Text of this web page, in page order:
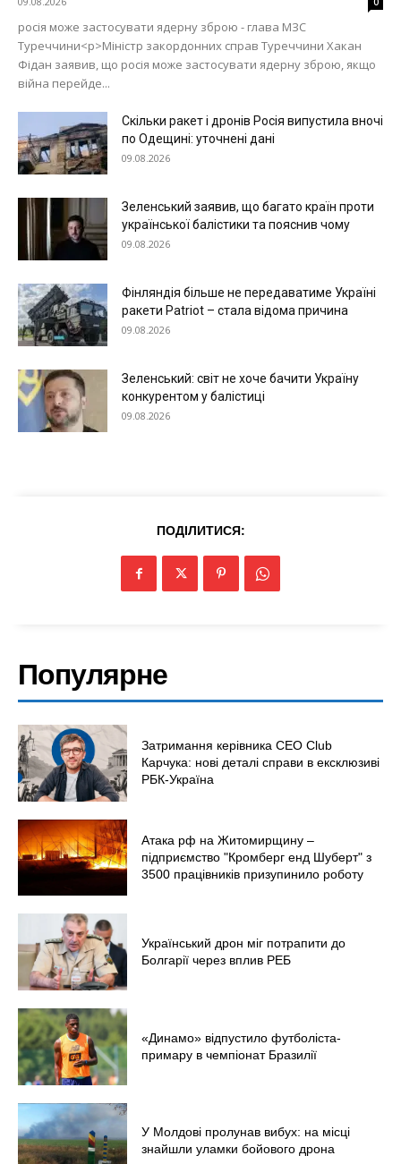
Меню
Київ
Україна
Політика
Світ
Технології
Війна
росія може застосувати ядерну зброю - глава МЗС
Туреччини<p>Міністр закордонних справ Туреччини Хакан
Фідан заявив, що росія може застосувати ядерну зброю, якщо
війна перейде...
Скільки ракет і дронів Росія випустила вночі
по Одещині: уточнені дані
09.08.2026
Зеленський заявив, що багато країн проти
української балістики та пояснив чому
09.08.2026
Фінляндія більше не передаватиме Україні
ракети Patriot – стала відома причина
09.08.2026
Зеленський: світ не хоче бачити Україну
конкурентом у балістиці
09.08.2026
ПОДІЛИТИСЯ:
Популярне
Затримання керівника CEO Club
Карчука: нові деталі справи в ексклюзиві
РБК-Україна
Атака рф на Житомирщину –
підприємство "Кромберг енд Шуберт" з
3500 працівників призупинило роботу
Український дрон міг потрапити до
Болгарії через вплив РЕБ
«Динамо» відпустило футболіста-
примару в чемпіонат Бразилії
У Молдові пролунав вибух: на місці
знайшли уламки бойового дрона